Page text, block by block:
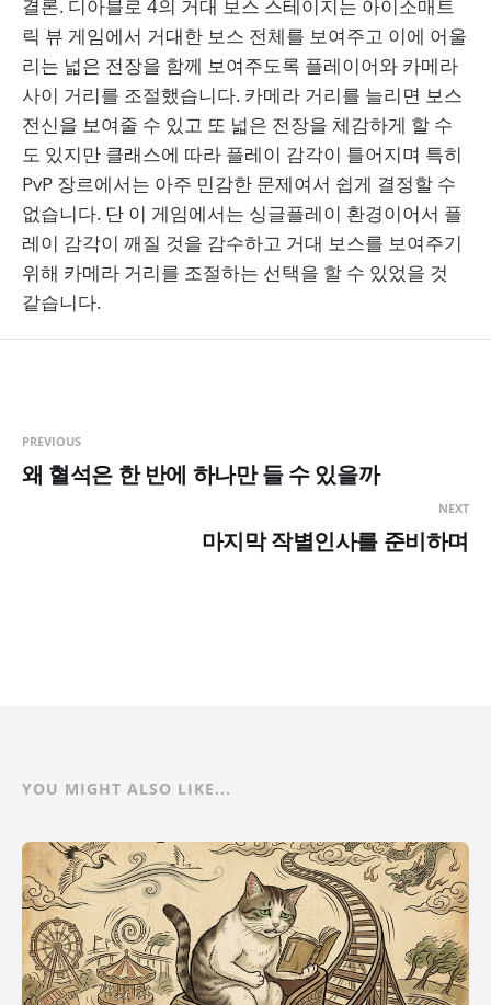
결론. 디아블로 4의 거대 보스 스테이지는 아이소매트
릭 뷰 게임에서 거대한 보스 전체를 보여주고 이에 어울
리는 넓은 전장을 함께 보여주도록 플레이어와 카메라
사이 거리를 조절했습니다. 카메라 거리를 늘리면 보스
전신을 보여줄 수 있고 또 넓은 전장을 체감하게 할 수
도 있지만 클래스에 따라 플레이 감각이 틀어지며 특히
PvP 장르에서는 아주 민감한 문제여서 쉽게 결정할 수
없습니다. 단 이 게임에서는 싱글플레이 환경이어서 플
레이 감각이 깨질 것을 감수하고 거대 보스를 보여주기
위해 카메라 거리를 조절하는 선택을 할 수 있었을 것
같습니다.
PREVIOUS
왜 혈석은 한 반에 하나만 들 수 있을까
NEXT
마지막 작별인사를 준비하며
YOU MIGHT ALSO LIKE...